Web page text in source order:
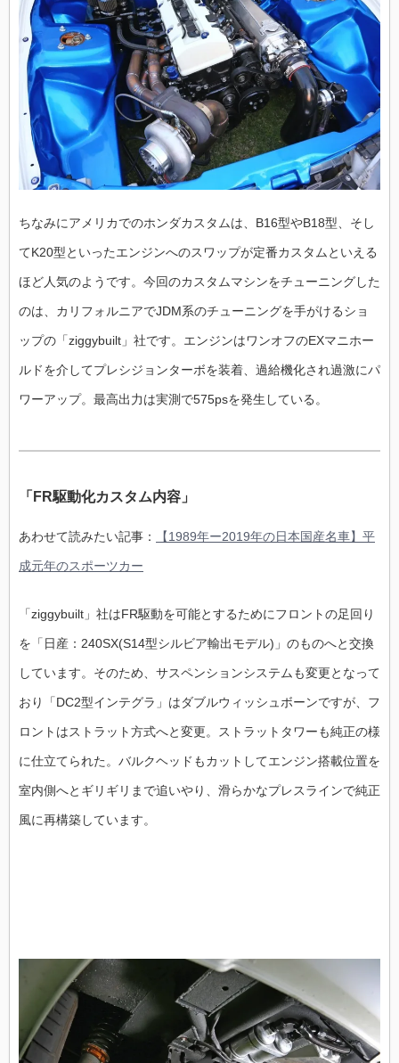
ちなみにアメリカでのホンダカスタムは、B16型やB18型、そし
てK20型といったエンジンへのスワップが定番カスタムといえる
ほど人気のようです。今回のカスタムマシンをチューニングした
のは、カリフォルニアでJDM系のチューニングを手がけるショ
ップの「ziggybuilt」社です。エンジンはワンオフのEXマニホー
ルドを介してプレシジョンターボを装着、過給機化され過激にパ
ワーアップ。最高出力は実測で575psを発生している。
「FR駆動化カスタム内容」
あわせて読みたい記事： 【1989年ー2019年の日本国産名車】平
成元年のスポーツカー
「ziggybuilt」社はFR駆動を可能とするためにフロントの足回り
を「日産：240SX(S14型シルビア輸出モデル)」のものへと交換
しています。そのため、サスペンションシステムも変更となって
おり「DC2型インテグラ」はダブルウィッシュボーンですが、フ
ロントはストラット方式へと変更。ストラットタワーも純正の様
に仕立てられた。バルクヘッドもカットしてエンジン搭載位置を
室内側へとギリギリまで追いやり、滑らかなプレスラインで純正
風に再構築しています。